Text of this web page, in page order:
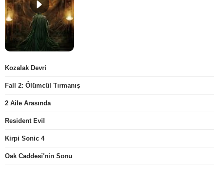
Kozalak Devri
Fall 2: Ölümcül Tırmanış
2 Aile Arasında
Resident Evil
Kirpi Sonic 4
Oak Caddesi'nin Sonu